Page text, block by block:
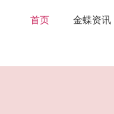
首页 金蝶资讯